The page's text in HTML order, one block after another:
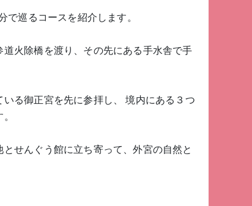
巡るコースを紹介します。
火除橋を渡り、その先にある手水舎で手
る御正宮を先に参拝し、 境内にある３つ
せんぐう館に立ち寄って、外宮の自然と